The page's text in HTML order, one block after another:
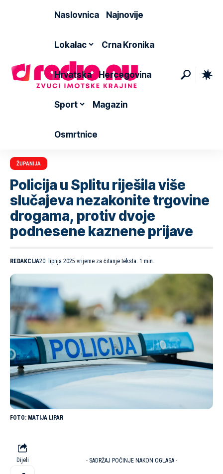
Naslovnica Najnovije
Lokalac Crna Kronika
Hrvatska Hercegovina
Sport Magazin
Osmrtnice
ŽUPANIJA
Policija u Splitu riješila više
slučajeva nezakonite trgovine
drogama, protiv dvoje
podnesene kaznene prijave
REDAKCIJA20. lipnja 2025.vrijeme za čitanje teksta: 1 min.
MATIJA LIPAR
Dijeli - SADRŽAJ POČINJE NAKON OGLASA -